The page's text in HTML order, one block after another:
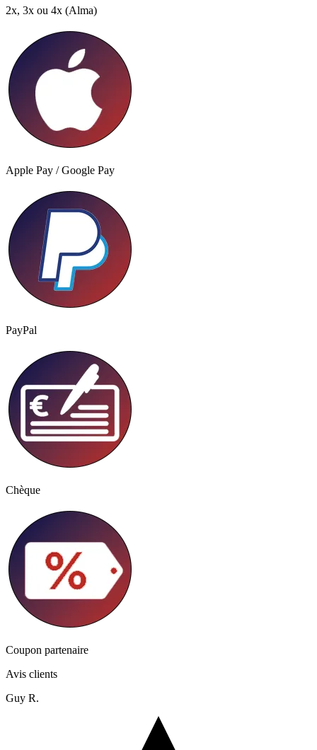
2x, 3x ou 4x (Alma)
Apple Pay / Google Pay
PayPal
Chèque
Coupon partenaire
Avis clients
Guy R.